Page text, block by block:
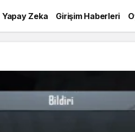
Yapay Zeka Girişim Haberleri